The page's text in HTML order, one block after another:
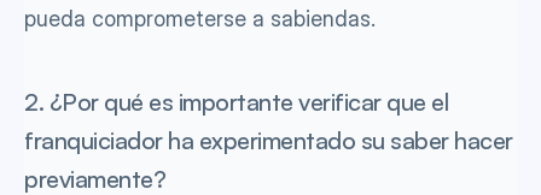
pueda comprometerse a sabiendas.
2. ¿Por qué es importante verificar que el
franquiciador ha experimentado su saber hacer
previamente?